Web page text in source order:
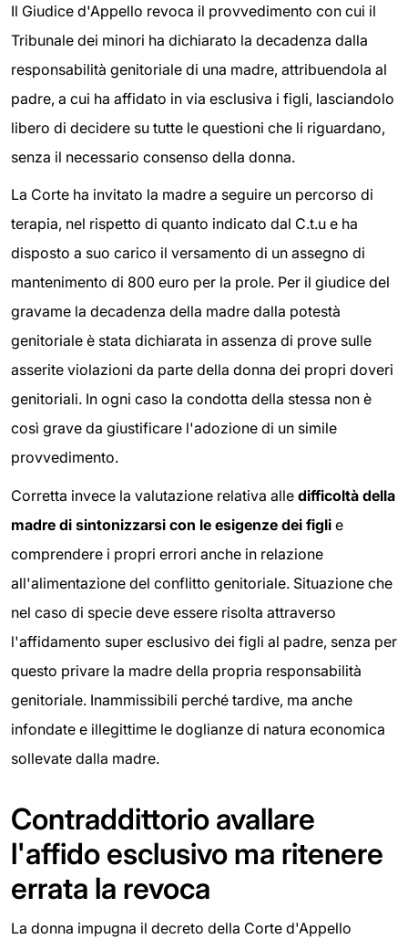
Il Giudice d'Appello revoca il provvedimento con cui il
Tribunale dei minori ha dichiarato la decadenza dalla
responsabilità genitoriale di una madre, attribuendola al
padre, a cui ha affidato in via esclusiva i figli, lasciandolo
libero di decidere su tutte le questioni che li riguardano,
senza il necessario consenso della donna.
La Corte ha invitato la madre a seguire un percorso di
terapia, nel rispetto di quanto indicato dal C.t.u e ha
disposto a suo carico il versamento di un assegno di
mantenimento di 800 euro per la prole. Per il giudice del
gravame la decadenza della madre dalla potestà
genitoriale è stata dichiarata in assenza di prove sulle
asserite violazioni da parte della donna dei propri doveri
genitoriali. In ogni caso la condotta della stessa non è
così grave da giustificare l'adozione di un simile
provvedimento.
Corretta invece la valutazione relativa alle difficoltà della
madre di sintonizzarsi con le esigenze dei figli e
comprendere i propri errori anche in relazione
all'alimentazione del conflitto genitoriale. Situazione che
nel caso di specie deve essere risolta attraverso
l'affidamento super esclusivo dei figli al padre, senza per
questo privare la madre della propria responsabilità
genitoriale. Inammissibili perché tardive, ma anche
infondate e illegittime le doglianze di natura economica
sollevate dalla madre.
Contraddittorio avallare
l'affido esclusivo ma ritenere
errata la revoca
La donna impugna il decreto della Corte d'Appello